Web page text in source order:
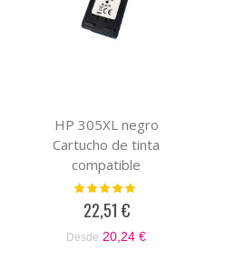
HP 305XL negro
Cartucho de tinta
compatible
Valoración:
22,51 €
Desde 20,24 €